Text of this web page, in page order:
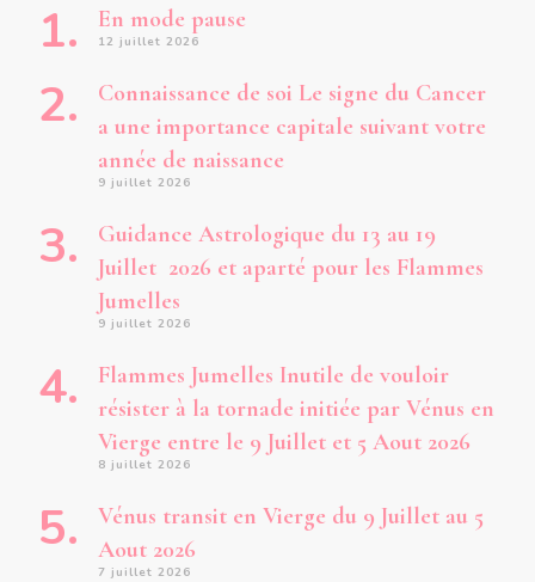
En mode pause
12 juillet 2026
Connaissance de soi Le signe du Cancer
a une importance capitale suivant votre
année de naissance
9 juillet 2026
Guidance Astrologique du 13 au 19
Juillet 2026 et aparté pour les Flammes
Jumelles
9 juillet 2026
Flammes Jumelles Inutile de vouloir
résister à la tornade initiée par Vénus en
Vierge entre le 9 Juillet et 5 Aout 2026
8 juillet 2026
Vénus transit en Vierge du 9 Juillet au 5
Aout 2026
7 juillet 2026